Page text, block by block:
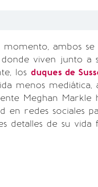
momento, ambos
viven junto a
los duques de
menos mediática,
Meghan Markle
en redes sociales
detalles de su vida